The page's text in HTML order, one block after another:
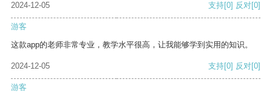
2024-12-05 支持[0] 反对[0]
游客
这款app的老师非常专业，教学水平很高，让我能够学到实用的知识。
2024-12-05 支持[0] 反对[0]
游客